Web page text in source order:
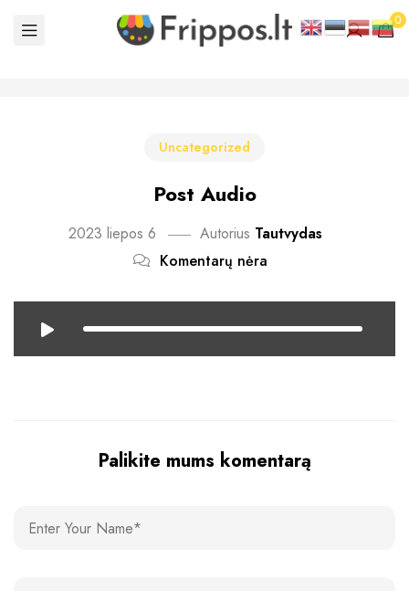
0
Uncategorized
Post Audio
2023 liepos 6 Autorius Tautvydas
Komentarų nėra
Palikite mums komentarą